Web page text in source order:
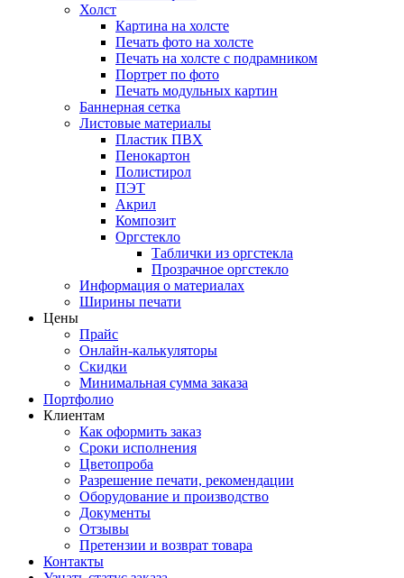
Холст
Картина на холсте
Печать фото на холсте
Печать на холсте с подрамником
Портрет по фото
Печать модульных картин
Баннерная сетка
Листовые материалы
Пластик ПВХ
Пенокартон
Полистирол
ПЭТ
Акрил
Композит
Оргстекло
Таблички из оргстекла
Прозрачное оргстекло
Информация о материалах
Ширины печати
Цены
Прайс
Онлайн-калькуляторы
Скидки
Минимальная сумма заказа
Портфолио
Клиентам
Как оформить заказ
Сроки исполнения
Цветопроба
Разрешение печати, рекомендации
Оборудование и производство
Документы
Отзывы
Претензии и возврат товара
Контакты